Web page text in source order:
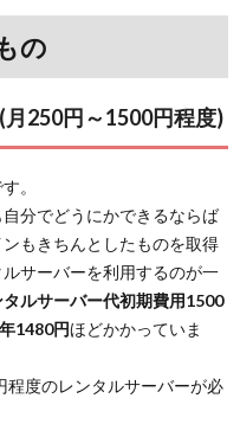
の
250円～1500円程度)
。
分でどうにかできるならば
もきちんとしたものを取得
サーバーを利用するのが一
タルサーバー代初期費用1500
1480円ほどかかっていま
程度のレンタルサーバーが必